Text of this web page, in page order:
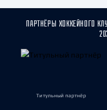
ПАРТНЁРЫ ХОККЕЙНОГО
Титульный партнёр